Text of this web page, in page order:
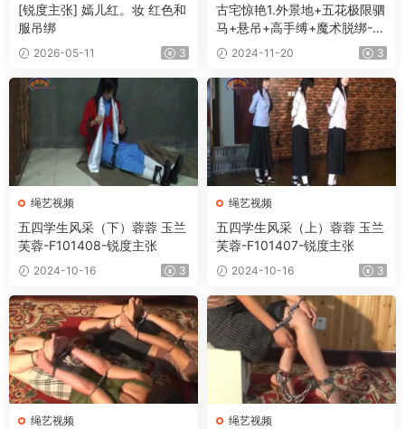
[锐度主张] 嫣儿红。妆 红色和
服吊绑
2026-05-11 3
古宅惊艳1.外景地+五花极限驷
马+悬吊+高手缚+魔术脱绑-F1
12012-锐度主张
2024-11-20 3
绳艺视频
五四学生风采（下）蓉蓉 玉兰
芙蓉-F101408-锐度主张
2024-10-16 3
绳艺视频
五四学生风采（上）蓉蓉 玉兰
芙蓉-F101407-锐度主张
2024-10-16 3
绳艺视频 绳艺视频